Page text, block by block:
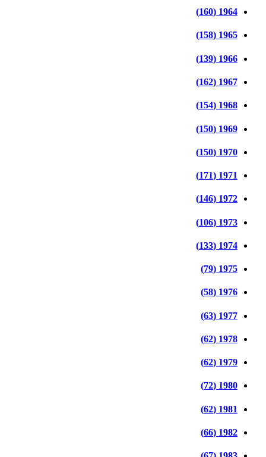
1964 (160)
1965 (158)
1966 (139)
1967 (162)
1968 (154)
1969 (150)
1970 (150)
1971 (171)
1972 (146)
1973 (106)
1974 (133)
1975 (79)
1976 (58)
1977 (63)
1978 (62)
1979 (62)
1980 (72)
1981 (62)
1982 (66)